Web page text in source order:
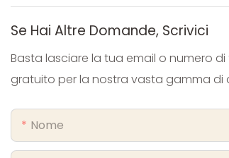
Se Hai Altre Domande, Scrivici
Basta lasciare la tua email o numero
gratuito per la nostra vasta gamma di
Nome